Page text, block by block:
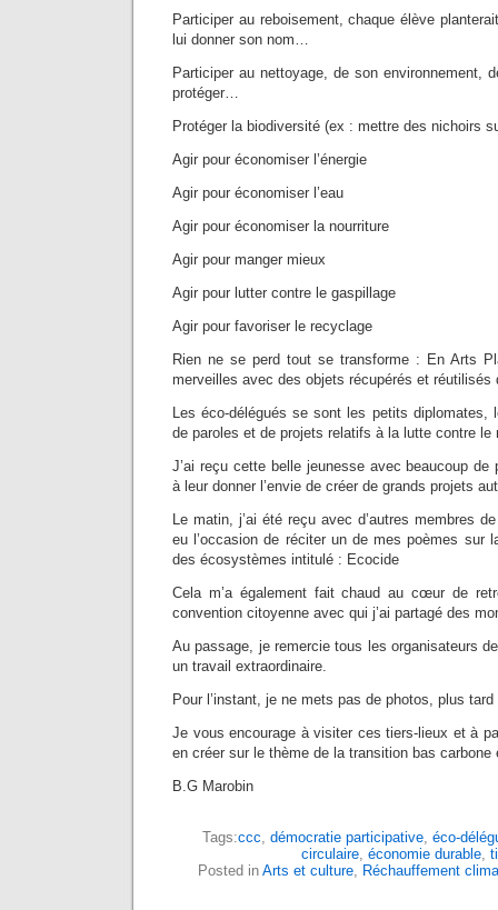
Participer au reboisement, chaque élève
lui donner son nom…
Participer au nettoyage, de son environnement,
protéger…
Protéger la biodiversité (ex : mettre des nichoirs
Agir pour économiser l’énergie
Agir pour économiser l’eau
Agir pour économiser la nourriture
Agir pour manger mieux
Agir pour lutter contre le gaspillage
Agir pour favoriser le recyclage
Rien ne se perd tout se transforme : En Arts
merveilles avec des objets récupérés et réutilisés
Les éco-délégués se sont les petits diplomates,
de paroles et de projets relatifs à la lutte contre le
J’ai reçu cette belle jeunesse avec beaucoup de
à leur donner l’envie de créer de grands projets
Le matin, j’ai été reçu avec d’autres membres
eu l’occasion de réciter un de mes poèmes sur
des écosystèmes intitulé : Ecocide
Cela m’a également fait chaud au cœur de
convention citoyenne avec qui j’ai partagé des
Au passage, je remercie tous les organisateurs
un travail extraordinaire.
Pour l’instant, je ne mets pas de photos, plus
Je vous encourage à visiter ces tiers-lieux et à
en créer sur le thème de la transition bas carbone
B.G Marobin
Tags:ccc, démocratie participative, éco-
circulaire, économie durable,
Posted in Arts et culture, Réchauffement